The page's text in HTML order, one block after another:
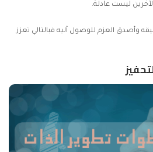
ليست عادلة.
وأصدق العزم للوصول آليه فبالتالي تعزز